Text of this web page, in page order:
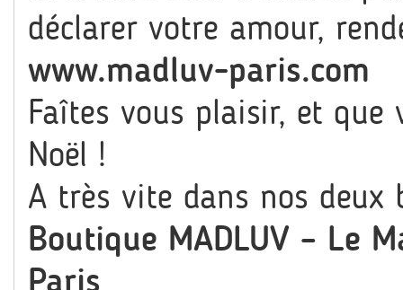
déclarer votre amour,
www.madluv-paris.com
Faîtes vous plaisir, et
Noël !
A très vite dans nos deux
Boutique MADLUV – Le
Paris